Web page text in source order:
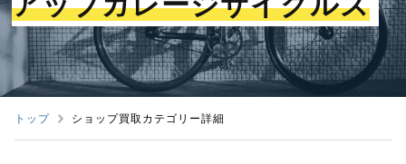
トップ ショップ買取カテゴリー詳細